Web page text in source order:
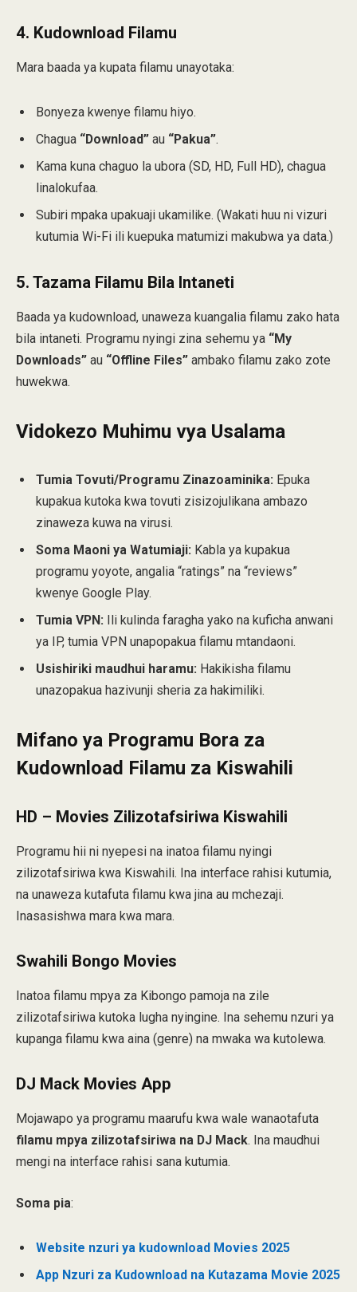
4. Kudownload Filamu
Mara baada ya kupata filamu unayotaka:
Bonyeza kwenye filamu hiyo.
Chagua “Download” au “Pakua”.
Kama kuna chaguo la ubora (SD, HD, Full HD), chagua
linalokufaa.
Subiri mpaka upakuaji ukamilike. (Wakati huu ni vizuri
kutumia Wi-Fi ili kuepuka matumizi makubwa ya data.)
5. Tazama Filamu Bila Intaneti
Baada ya kudownload, unaweza kuangalia filamu zako hata
bila intaneti. Programu nyingi zina sehemu ya “My
Downloads” au “Offline Files” ambako filamu zako zote
huwekwa.
Vidokezo Muhimu vya Usalama
Tumia Tovuti/Programu Zinazoaminika: Epuka
kupakua kutoka kwa tovuti zisizojulikana ambazo
zinaweza kuwa na virusi.
Soma Maoni ya Watumiaji: Kabla ya kupakua
programu yoyote, angalia “ratings” na “reviews”
kwenye Google Play.
Tumia VPN: Ili kulinda faragha yako na kuficha anwani
ya IP, tumia VPN unapopakua filamu mtandaoni.
Usishiriki maudhui haramu: Hakikisha filamu
unazopakua hazivunji sheria za hakimiliki.
Mifano ya Programu Bora za
Kudownload Filamu za Kiswahili
HD – Movies Zilizotafsiriwa Kiswahili
Programu hii ni nyepesi na inatoa filamu nyingi
zilizotafsiriwa kwa Kiswahili. Ina interface rahisi kutumia,
na unaweza kutafuta filamu kwa jina au mchezaji.
Inasasishwa mara kwa mara.
Swahili Bongo Movies
Inatoa filamu mpya za Kibongo pamoja na zile
zilizotafsiriwa kutoka lugha nyingine. Ina sehemu nzuri ya
kupanga filamu kwa aina (genre) na mwaka wa kutolewa.
DJ Mack Movies App
Mojawapo ya programu maarufu kwa wale wanaotafuta
filamu mpya zilizotafsiriwa na DJ Mack. Ina maudhui
mengi na interface rahisi sana kutumia.
Soma pia:
Website nzuri ya kudownload Movies 2025
App Nzuri za Kudownload na Kutazama Movie 2025